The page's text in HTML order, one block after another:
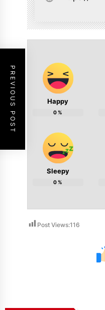
Happy
0%
Sleepy
0%
Post Views:116
PREVIOUS POST